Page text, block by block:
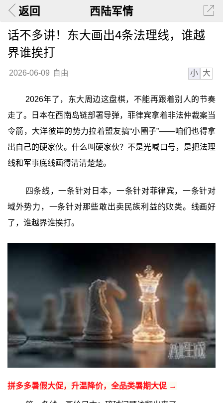
返回 西陆军情
话不多讲！东大画出4条法理线，谁越
界谁挨打
2026-06-09 自由 小 大
2026年了，东大周边这盘棋，不能再跟着别人的节奏
走了。日本在西南岛链部署导弹，菲律宾拿着非法仲裁案当
令箭，大洋彼岸的势力拉着盟友搞“小圈子”——咱们也得拿
出自己的硬家伙。什么叫硬家伙？不是光喊口号，是把法理
线和军事底线画得清清楚楚。
四条线，一条针对日本，一条针对菲律宾，一条针对
域外势力，一条针对那些敢出卖民族利益的败类。线画好
了，谁越界谁挨打。
拼多多暑假大促，升温降价，全品类暑期大促 →